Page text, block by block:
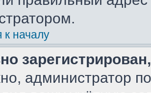
к началу
администратор